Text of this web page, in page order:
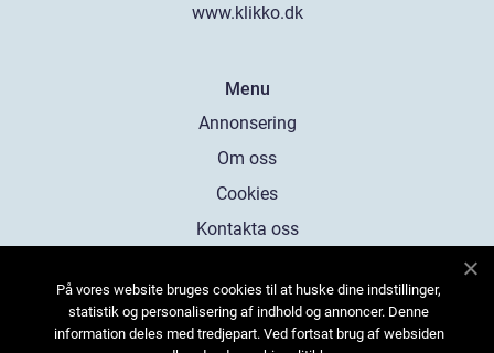
www.klikko.dk
Menu
Annonsering
Om oss
Cookies
Kontakta oss
På vores website bruges cookies til at huske dine indstillinger,
statistik og personalisering af indhold og annoncer. Denne
information deles med tredjepart. Ved fortsat brug af websiden